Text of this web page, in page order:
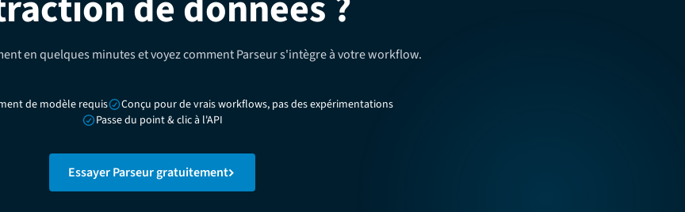
en quelques minutes et voyez comment Parseur s'intègre à votre workflow.
de modèle requis
Conçu pour de vrais workflows, pas des expérimentations
Passe du point & clic à l'API
Essayer Parseur gratuitement